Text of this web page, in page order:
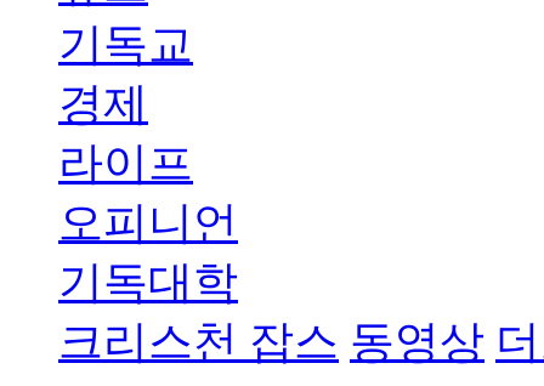
기독교
경제
라이프
오피니언
기독대학
크리스천 잡스 동영상